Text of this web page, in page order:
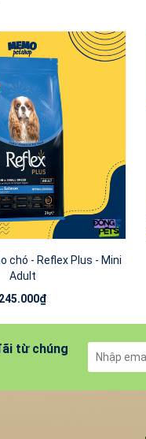
chó - Reflex Plus - Mini
Adult
245.000₫
từ chúng